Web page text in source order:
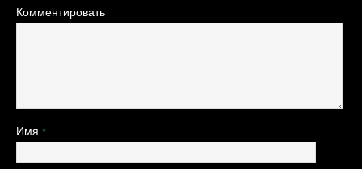
Комментировать
Имя *